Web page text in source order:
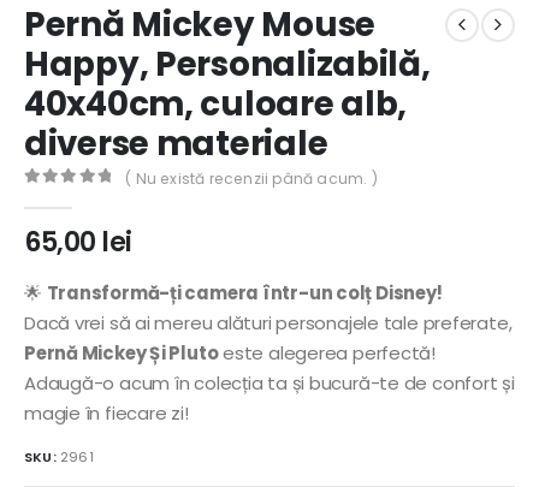
Pernă Mickey Mouse
Happy, Personalizabilă,
40x40cm, culoare alb,
diverse materiale
( Nu există recenzii până acum. )
65,00 lei
🌟 Transformă-ți camera într-un colț Disney!
Dacă vrei să ai mereu alături personajele tale preferate,
Pernă Mickey Și Plutoeste alegerea perfectă!
Adaugă-o acum în colecția ta și bucură-te de confort și
magie în fiecare zi!
SKU: 2961